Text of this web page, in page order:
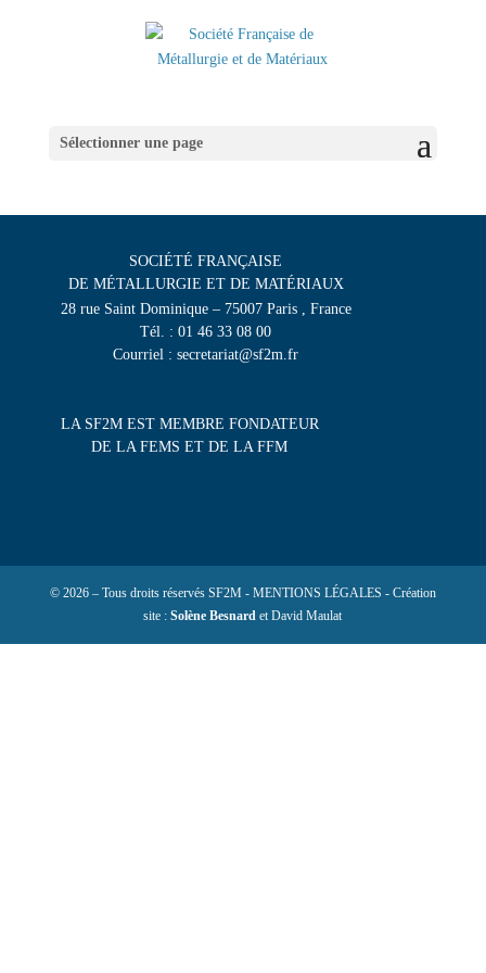
Sélectionner une page
SOCIÉTÉ FRANÇAISE
DE MÉTALLURGIE ET DE MATÉRIAUX
28 rue Saint Dominique – 75007 Paris , France
Tél. : 01 46 33 08 00
Courriel : secretariat@sf2m.fr
LA SF2M EST MEMBRE FONDATEUR
DE LA FEMS ET DE LA FFM
© 2026 – Tous droits réservés SF2M - MENTIONS LÉGALES - Création
site :Solène Besnard et David Maulat